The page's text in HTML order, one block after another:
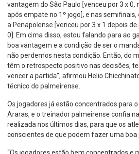
vantagem do São Paulo [venceu por 3 x 0,
após empate no 1º jogo], e nas
a Penapolense [venceu por 3 x 1 depois
0]. Em cima disso, estou falando para ao
boa vantagem e a condição de ser o
não perdemos nesta condição. Então, do
têm o retrospecto positivo nas decisões,
vencer a partida”, afirmou Helio
técnico do palmeirense.
Os jogadores já estão concentrados para
Araras, e o treinador palmeirense confia
realizada nos últimos dias, para que os
conscientes de que podem fazer uma boa